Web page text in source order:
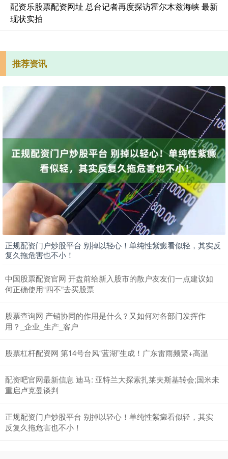
配资乐股票配资网址 总台记者再度探访霍尔木兹海峡 最新
现状实拍
推荐资讯
正规配资门户炒股平台 别掉以轻心！单纯性紫癜看似轻，其实反
复久拖危害也不小！
中国股票配资官网 开盘前给新入股市的散户友友们一点建议如
何正确使用“四不”去买股票
股票查询网 产销协同的作用是什么？又如何对各部门发挥作
用？_企业_生产_客户
股票杠杆配资网 第14号台风“蓝湖”生成！广东雷雨频繁+高温
配资吧官网最新信息 迪马: 亚特兰大探索扎莱夫斯基转会;国米未
重启卢克曼谈判
正规配资门户炒股平台 别掉以轻心！单纯性紫癜看似轻，其实
反复久拖危害也不小！